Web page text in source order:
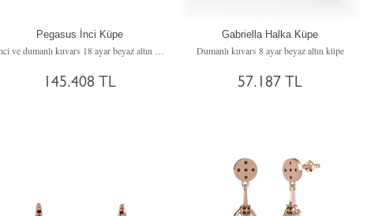
Pegasus İnci Küpe
145.408 TL
Gabriella Halka Küpe
Dumanlı kuvars 8 ayar beyaz altın küpe
57.187 TL